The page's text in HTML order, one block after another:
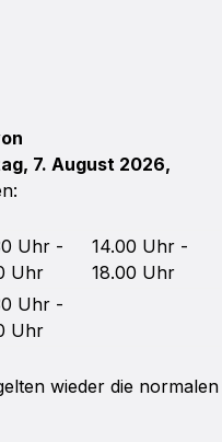
7. August 2026,
:
Uhr -
Uhr
14.00 Uhr -
18.00 Uhr
Uhr -
Uhr
wieder die normalen